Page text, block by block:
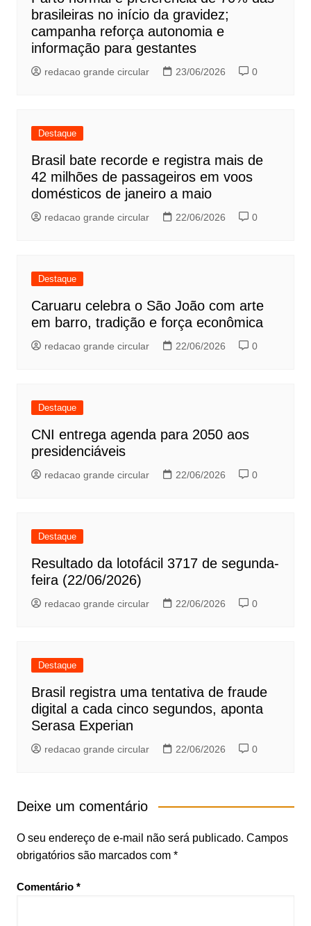
brasileiras no início da gravidez;
campanha reforça autonomia e
informação para gestantes
redacao grande circular 23/06/2026 0
Destaque
Brasil bate recorde e registra mais de
42 milhões de passageiros em voos
domésticos de janeiro a maio
redacao grande circular 22/06/2026 0
Destaque
Caruaru celebra o São João com arte
em barro, tradição e força econômica
redacao grande circular 22/06/2026 0
Destaque
CNI entrega agenda para 2050 aos
presidenciáveis
redacao grande circular 22/06/2026 0
Destaque
Resultado da lotofácil 3717 de segunda-
feira (22/06/2026)
redacao grande circular 22/06/2026 0
Destaque
Brasil registra uma tentativa de fraude
digital a cada cinco segundos, aponta
Serasa Experian
redacao grande circular 22/06/2026 0
Deixe um comentário
O seu endereço de e-mail não será publicado. Campos
obrigatórios são marcados com *
Comentário *